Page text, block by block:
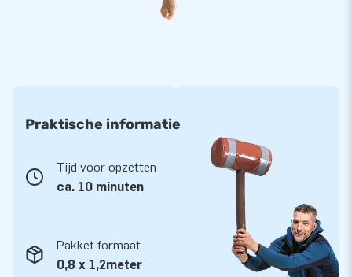
Ons team van designers, verkopers en medewerkers op het
Praktische informatie
Tijd voor opzetten
ca. 10 minuten
Pakket formaat
0,8 x 1,2meter